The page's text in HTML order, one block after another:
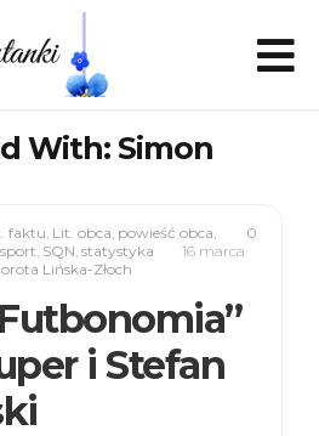
With: Simon
0
faktu, Lit. obca, powieść obca,
sport, SQN, statystyka
16 marca
Lińska-Złoch
i Stefan